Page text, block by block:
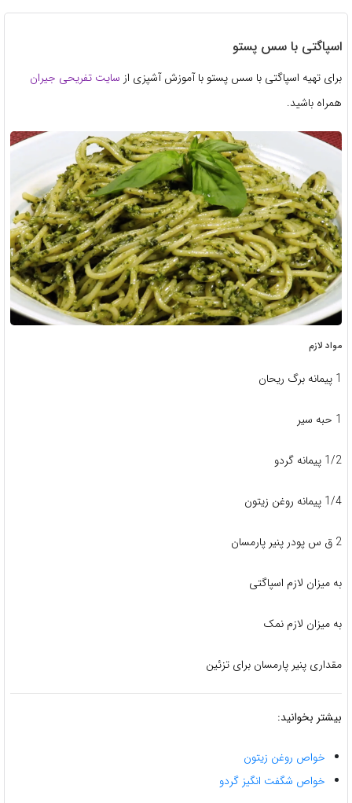
اسپاگتی با سس پستو
برای تهیه اسپاگتی با سس پستو با آموزش آشپزی از سایت تفریحی جیران
همراه باشید.
مواد لازم
1 پیمانه برگ ریحان
1 حبه سیر
1/2 پیمانه گردو
1/4 پیمانه روغن زیتون
2 ق س پودر پنیر پارمسان
به میزان لازم اسپاگتی
به میزان لازم نمک
مقداری پنیر پارمسان برای تزئین
بیشتر بخوانید:
خواص روغن زیتون
خواص شگفت انگیز گردو